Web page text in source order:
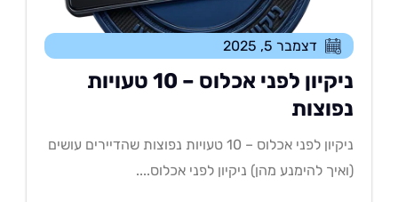
דצמבר 5, 2025
ניקיון לפני אכלוס – 10 טעויות
ניקיון לפני אכלוס – 10 טעויות נפוצות שהדיירים עושים
להימנע מהן) ניקיון לפני אכלוס....